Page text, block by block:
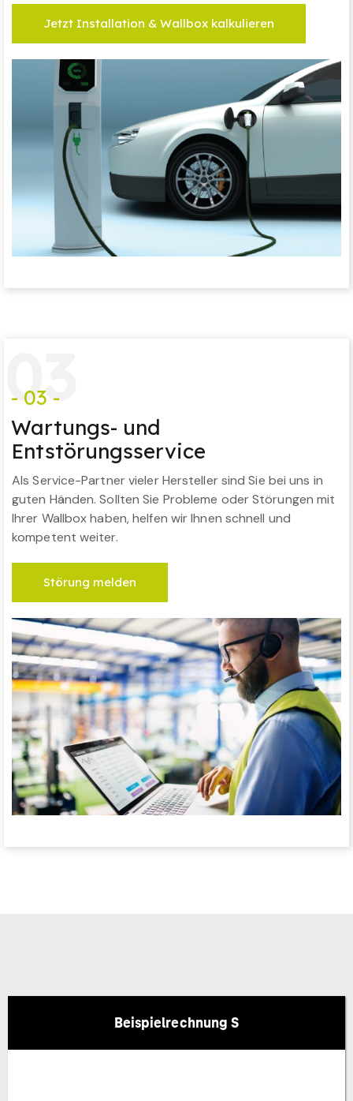
Jetzt Installation & Wallbox kalkulieren
03
- 03 -
Wartungs- und
Entstörungsservice
Als Service-Partner vieler Hersteller sind Sie bei uns in
guten Händen. Sollten Sie Probleme oder Störungen mit
Ihrer Wallbox haben, helfen wir Ihnen schnell und
kompetent weiter.
Störung melden
Beispielrechnung S